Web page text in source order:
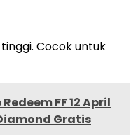
Cocok untuk
FF 12 April
Gratis